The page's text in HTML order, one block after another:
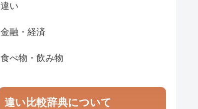
違い
金融・経済
食べ物・飲み物
違い比較辞典について